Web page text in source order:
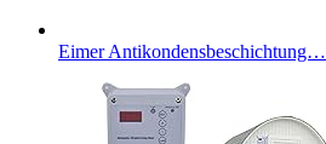
Eimer Antikondensbeschichtung…